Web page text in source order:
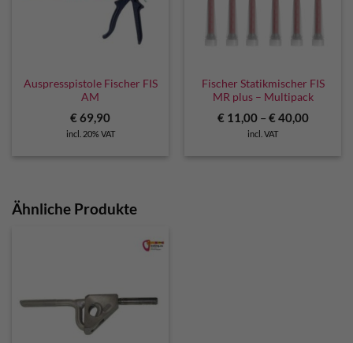
Auspresspistole Fischer FIS
AM
€69,90
incl. 20% VAT
Fischer Statikmischer FIS
MR plus – Multipack
€11,00– €40,00
incl. VAT
Ähnliche Produkte